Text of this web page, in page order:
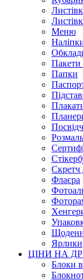
Меню
Пакети
Папки
Скретч
Флаєра
Ярлики
ЦІНИ НА
Блоки